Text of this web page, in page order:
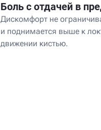
Боль с отдачей в
Дискомфорт не
и поднимается выше к
движении кистью.